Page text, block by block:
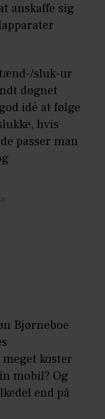
anskaffe sig
sluk-ur
døgnet
idé at følge
hvis
passer man
Bjørneboe
koster
mobil? Og
end på